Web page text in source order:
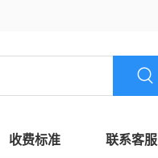
收费标准 联系客服